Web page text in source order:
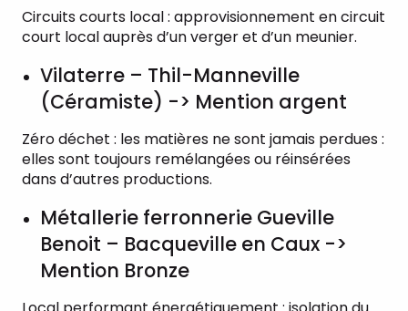
Circuits courts local : approvisionnement en circuit
court local auprès d’un verger et d’un meunier.
Vilaterre – Thil-Manneville
(Céramiste) -> Mention argent
Zéro déchet : les matières ne sont jamais perdues :
elles sont toujours remélangées ou réinsérées
dans d’autres productions.
Métallerie ferronnerie Gueville
Benoit – Bacqueville en Caux ->
Mention Bronze